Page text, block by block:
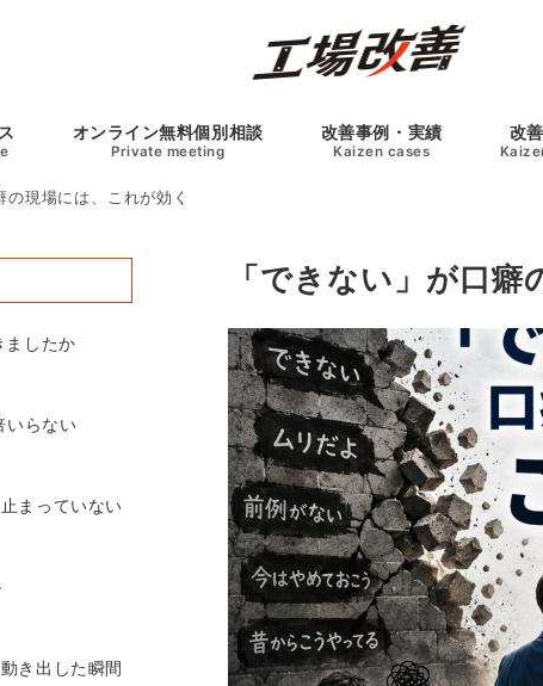
オンライン無料個別相談
Private meeting
改善事例・実績
Kaizen cases
改
の現場には、これが効く
「できない」が口癖
ましたか
いらない
まっていない
き出した瞬間